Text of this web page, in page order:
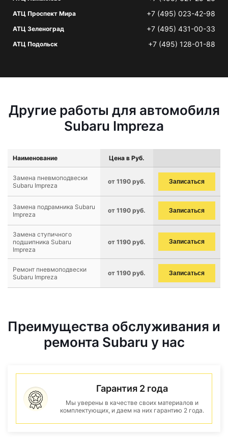
АТЦ Проспект Мира +7 (495) 023-42-98
АТЦ Зеленоград +7 (495) 431-00-33
АТЦ Подольск +7 (495) 128-01-88
Другие работы для автомобиля
Subaru Impreza
Наименование Цена в Руб.
Замена пневмоподвески
Subaru Impreza
от 1190 руб. Записаться
Замена подрамника Subaru
Impreza
от 1190 руб. Записаться
Замена ступичного
подшипника Subaru
Impreza
от 1190 руб. Записаться
Ремонт пневмоподвески
Subaru Impreza
от 1190 руб. Записаться
Преимущества обслуживания и
ремонта Subaru у нас
Гарантия 2 года
Мы уверены в качестве своих материалов и
комплектующих, и даем на них гарантию 2 года.